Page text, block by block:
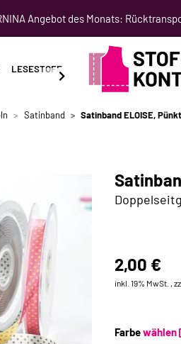
Angebot des Monats:
LESESTOFF SCHNITTMUSTER
Satinband Satinband ELOISE,
2,00 €
inkl. 19% MwSt. ,
Farbewählen